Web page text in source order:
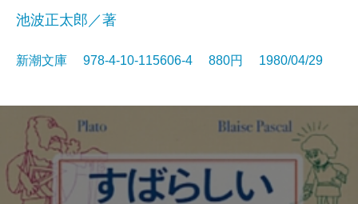
池波正太郎／著
新潮文庫 978-4-10-115606-4 880円 1980/04/29